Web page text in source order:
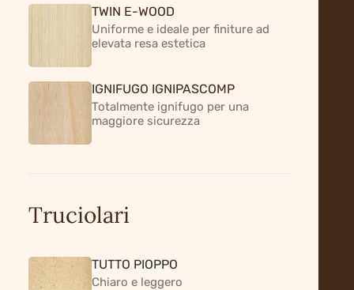
TWIN E-WOOD
Uniforme e ideale per finiture ad
elevata resa estetica
IGNIFUGO IGNIPASCOMP
Totalmente ignifugo per una
maggiore sicurezza
Truciolari
TUTTO PIOPPO
Chiaro e leggero